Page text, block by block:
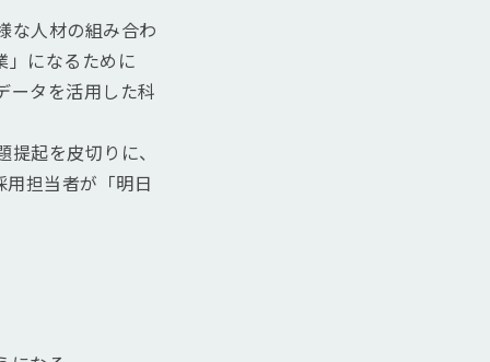
な人材の組み合わ
」になるために
ータを活用した科
起を皮切りに、
担当者が「明日